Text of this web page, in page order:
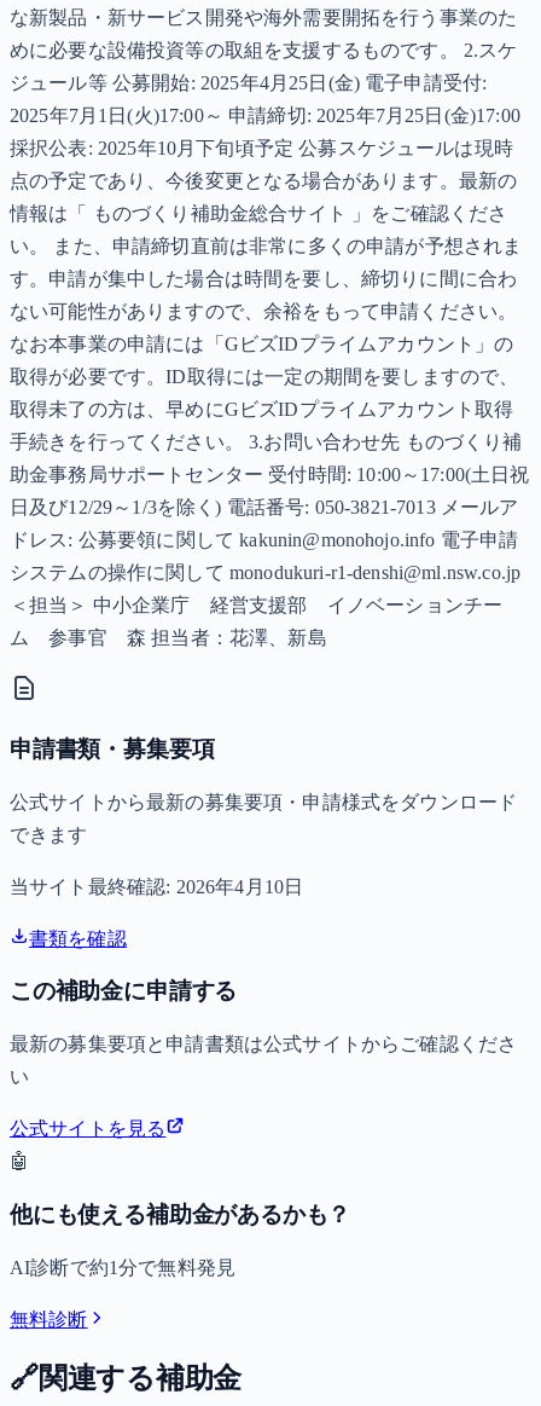
な新製品・新サービス開発や海外需要開拓を行う事業のた
めに必要な設備投資等の取組を支援するものです。 2.スケ
ジュール等 公募開始: 2025年4月25日(金) 電子申請受付:
2025年7月1日(火)17:00～ 申請締切: 2025年7月25日(金)17:00
採択公表: 2025年10月下旬頃予定 公募スケジュールは現時
点の予定であり、今後変更となる場合があります。最新の
情報は「 ものづくり補助金総合サイト 」をご確認くださ
い。 また、申請締切直前は非常に多くの申請が予想されま
す。申請が集中した場合は時間を要し、締切りに間に合わ
ない可能性がありますので、余裕をもって申請ください。
なお本事業の申請には「GビズIDプライムアカウント」の
取得が必要です。ID取得には一定の期間を要しますので、
取得未了の方は、早めにGビズIDプライムアカウント取得
手続きを行ってください。 3.お問い合わせ先 ものづくり補
助金事務局サポートセンター 受付時間: 10:00～17:00(土日祝
日及び12/29～1/3を除く) 電話番号: 050-3821-7013 メールア
ドレス: 公募要領に関して kakunin@monohojo.info 電子申請
システムの操作に関して monodukuri-r1-denshi@ml.nsw.co.jp
＜担当＞ 中小企業庁 経営支援部 イノベーションチー
ム 参事官 森 担当者：花澤、新島
申請書類・募集要項
公式サイトから最新の募集要項・申請様式をダウンロード
できます
当サイト最終確認: 2026年4月10日
書類を確認
この補助金に申請する
最新の募集要項と申請書類は公式サイトからご確認くださ
い
公式サイトを見る
🤖
他にも使える補助金があるかも？
AI診断で約1分で無料発見
無料診断
🔗関連する補助金